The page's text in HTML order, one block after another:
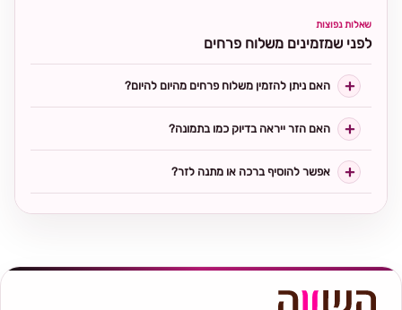
שאלות נפוצות
לפני שמזמינים משלוח פרחים
האם ניתן להזמין משלוח פרחים מהיום להיום?
האם הזר ייראה בדיוק כמו בתמונה?
אפשר להוסיף ברכה או מתנה לזר?